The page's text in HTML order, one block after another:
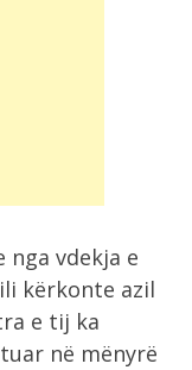
nga vdekja e
kërkonte azil
e tij ka
në mënyrë